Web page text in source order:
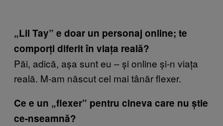
„Lil Tay” e doar un personaj online; te
comporți diferit în viața reală?
Păi, adică, așa sunt eu – și online și-n viața
reală. M-am născut cel mai tânăr flexer.
Ce e un „flexer” pentru cineva care nu știe
ce-nseamnă?